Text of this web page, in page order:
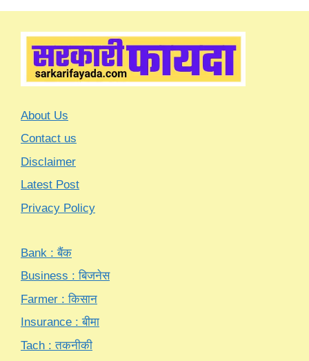
About Us
Contact us
Disclaimer
Latest Post
Privacy Policy
Bank : बैंक
Business : बिजनेस
Farmer : किसान
Insurance : बीमा
Tach : तकनीकी